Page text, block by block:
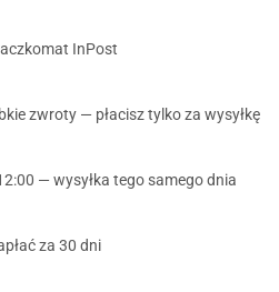
InPost
zwroty — płacisz tylko za wysyłkę
— wysyłka tego samego dnia
za 30 dni